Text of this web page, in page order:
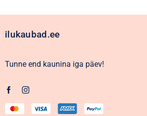
ilukaubad.ee
Tunne end kaunina iga päev!